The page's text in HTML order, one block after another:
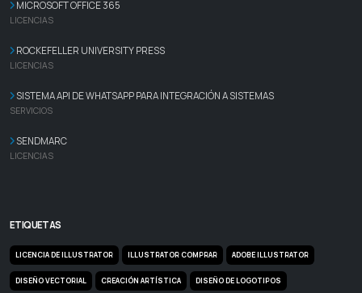
MICROSOFT OFFICE 365
LICENCIAS
ROCKEFELLER UNIVERSITY PRESS
LICENCIAS
SISTEMA API DE WHATSAPP PARA INTEGRACIÓN A SISTEMAS
SERVICIOS
SENDMARC
LICENCIAS
ETIQUETAS
LICENCIA DE ILLUSTRATOR ILLUSTRATOR COMPRAR ADOBE ILLUSTRATOR
DISEÑO VECTORIAL CREACIÓN ARTÍSTICA DISEÑO DE LOGOTIPOS